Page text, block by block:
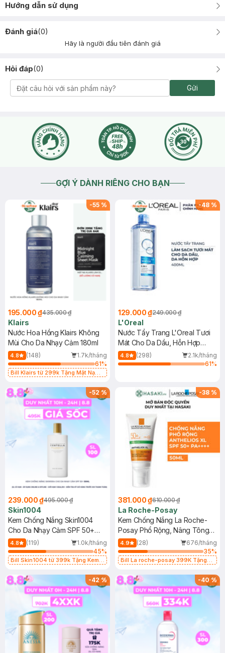
Hướng dẫn sử dụng
Đánh giá(0)
Hãy là người đầu tiên đánh giá
Hỏi đáp(0)
Gửi
GỢI Ý DÀNH RIÊNG CHO BẠN
-55 %
195.000 ₫435.000 ₫
Klairs
Nước Hoa Hồng Klairs Không
Mùi Cho Da Nhạy Cảm 180ml
4.8 (148)
1.7k/tháng
61%
Bill Klairs từ 299k Tặng Mặt Nạ
25ml (SL Có Hạn)
-48 %
129.000 ₫249.000 ₫
L'Oreal
Nước Tẩy Trang L'Oreal Tươi
Mát Cho Da Dầu, Hỗn Hợp
400ml
4.8 (298)
2.1k/tháng
61%
-52%
239.000 ₫495.000 ₫
Skin1004
Kem Chống Nắng Skin1004
Cho Da Nhạy Cảm SPF 50+
50ml
4.8 (119)
1.0k/tháng
45%
Bill Skin1004 từ 399k Tặng Kem
SPF 50+ 20ml (SL Có Hạn)
-38 %
381.000 ₫610.000 ₫
La Roche-Posay
Kem Chống Nắng La Roche-
Posay Phổ Rộng, Nâng Tông
Kiềm Dầu 50ml
4.9 (28)
676/tháng
35%
Bill La roche-posay 399K Tặng
(SL có hạn)
-42% -40%